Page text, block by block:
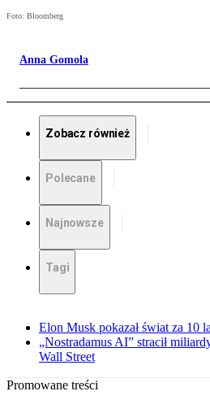
Foto: Bloomberg
Anna Gomola
Zobacz również
Polecane
Najnowsze
Tagi
Elon Musk pokazał świat za 10
„Nostradamus AI” stracił
Wall Street
Promowane treści